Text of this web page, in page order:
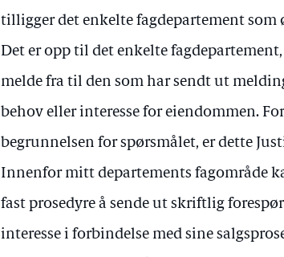
tilligger det enkelte fagdepartement som
Det er opp til det enkelte
melde fra til den som har sendt ut
behov eller interesse for eiendommen.
begrunnelsen for spørsmålet, er dette
Innenfor mitt departements fagområde
fast prosedyre å sende ut skriftlig
interesse i forbindelse med sine